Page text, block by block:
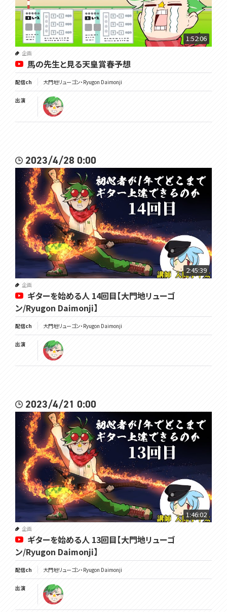
1:52:06
企画
馬の先生と見る天皇賞春予想
配信ch 大門地リューゴン・Ryugon Daimonji
出演
2023/4/28 0:00
2:45:39
企画
ギターを始める人 14回目【大門地リューゴ
ン/Ryugon Daimonji】
配信ch 大門地リューゴン・Ryugon Daimonji
出演
2023/4/21 0:00
1:46:02
企画
ギターを始める人 13回目【大門地リューゴ
ン/Ryugon Daimonji】
配信ch 大門地リューゴン・Ryugon Daimonji
出演